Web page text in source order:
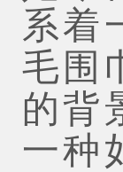
系着
毛围
的背
一种